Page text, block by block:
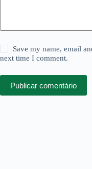
Save my name, email
next time I comment.
Publicar comentário